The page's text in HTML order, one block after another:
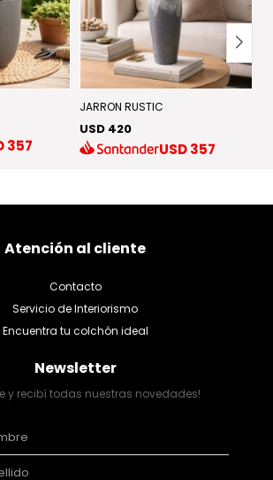
357
JARRON RUSTIC
USD 420
USD357
Atención al cliente
Contacto
Servicio de Interiorismo
Encuentra tu colchón ideal
Newsletter
y recibí todas nuestras novedades!